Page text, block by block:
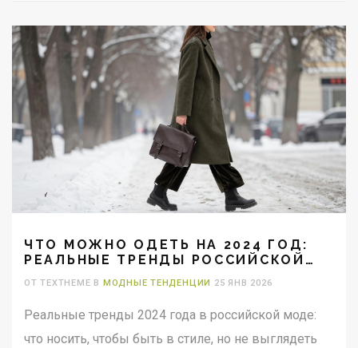
ЧТО МОЖНО ОДЕТЬ НА 2024 ГОД:
РЕАЛЬНЫЕ ТРЕНДЫ РОССИЙСКОЙ
ОТ TEXTHEME В МОДНЫЕ ТЕНДЕНЦИИ 25 ЯНВ 2026
Реальные тренды 2024 года в российской моде:
что носить, чтобы быть в стиле, но не выглядеть